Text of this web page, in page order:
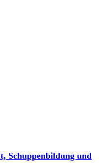
Schuppenbildung und